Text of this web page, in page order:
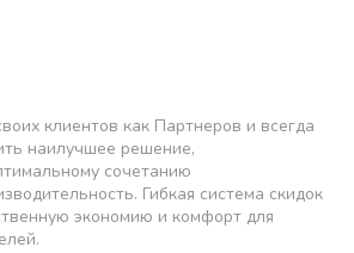
клиентов как Партнеров и всегда
наилучшее решение,
сочетанию
Гибкая система скидок
экономию и комфорт для